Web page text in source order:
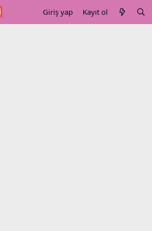
Giriş yap Kayıt ol